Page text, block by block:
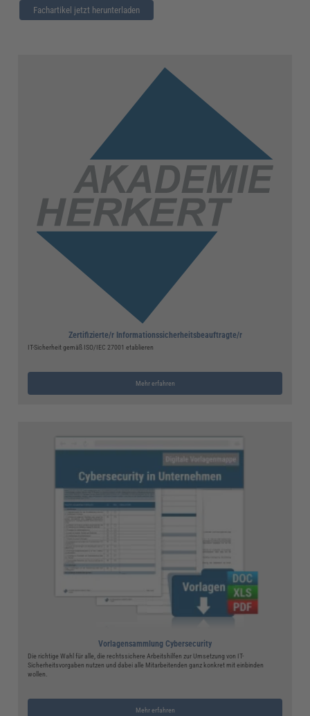
Fachartikel jetzt herunterladen
Zertifizierte/r Informationssicherheitsbeauftragte/r
IT-Sicherheit gemäß ISO/IEC 27001 etablieren
Mehr erfahren
Vorlagensammlung Cybersecurity
Die richtige Wahl für alle, die rechtssichere Arbeitshilfen zur Umsetzung von IT-
Sicherheitsvorgaben nutzen und dabei alle Mitarbeitenden ganz konkret mit einbinden
wollen.
Mehr erfahren